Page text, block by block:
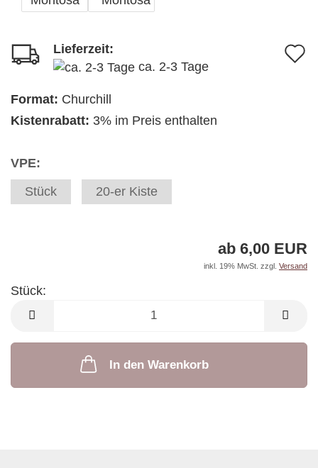
Lieferzeit:
ca. 2-3 Tage
Format: Churchill
Kistenrabatt: 3% im Preis enthalten
VPE:
Stück
20-er Kiste
ab 6,00 EUR
inkl. 19% MwSt. zzgl. Versand
Stück:
Stück
In den Warenkorb